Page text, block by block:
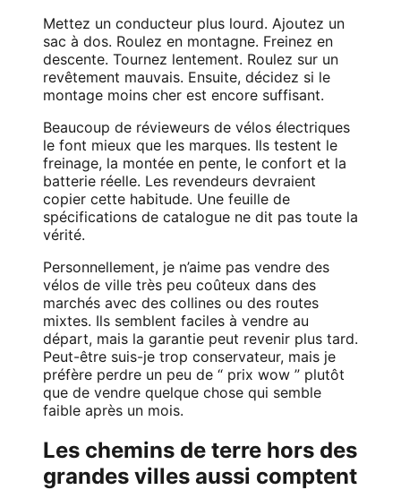
Mettez un conducteur plus lourd. Ajoutez un
sac à dos. Roulez en montagne. Freinez en
descente. Tournez lentement. Roulez sur un
revêtement mauvais. Ensuite, décidez si le
montage moins cher est encore suffisant.
Beaucoup de révieweurs de vélos électriques
le font mieux que les marques. Ils testent le
freinage, la montée en pente, le confort et la
batterie réelle. Les revendeurs devraient
copier cette habitude. Une feuille de
spécifications de catalogue ne dit pas toute la
vérité.
Personnellement, je n’aime pas vendre des
vélos de ville très peu coûteux dans des
marchés avec des collines ou des routes
mixtes. Ils semblent faciles à vendre au
départ, mais la garantie peut revenir plus tard.
Peut-être suis-je trop conservateur, mais je
préfère perdre un peu de “ prix wow ” plutôt
que de vendre quelque chose qui semble
faible après un mois.
Les chemins de terre hors des
grandes villes aussi comptent